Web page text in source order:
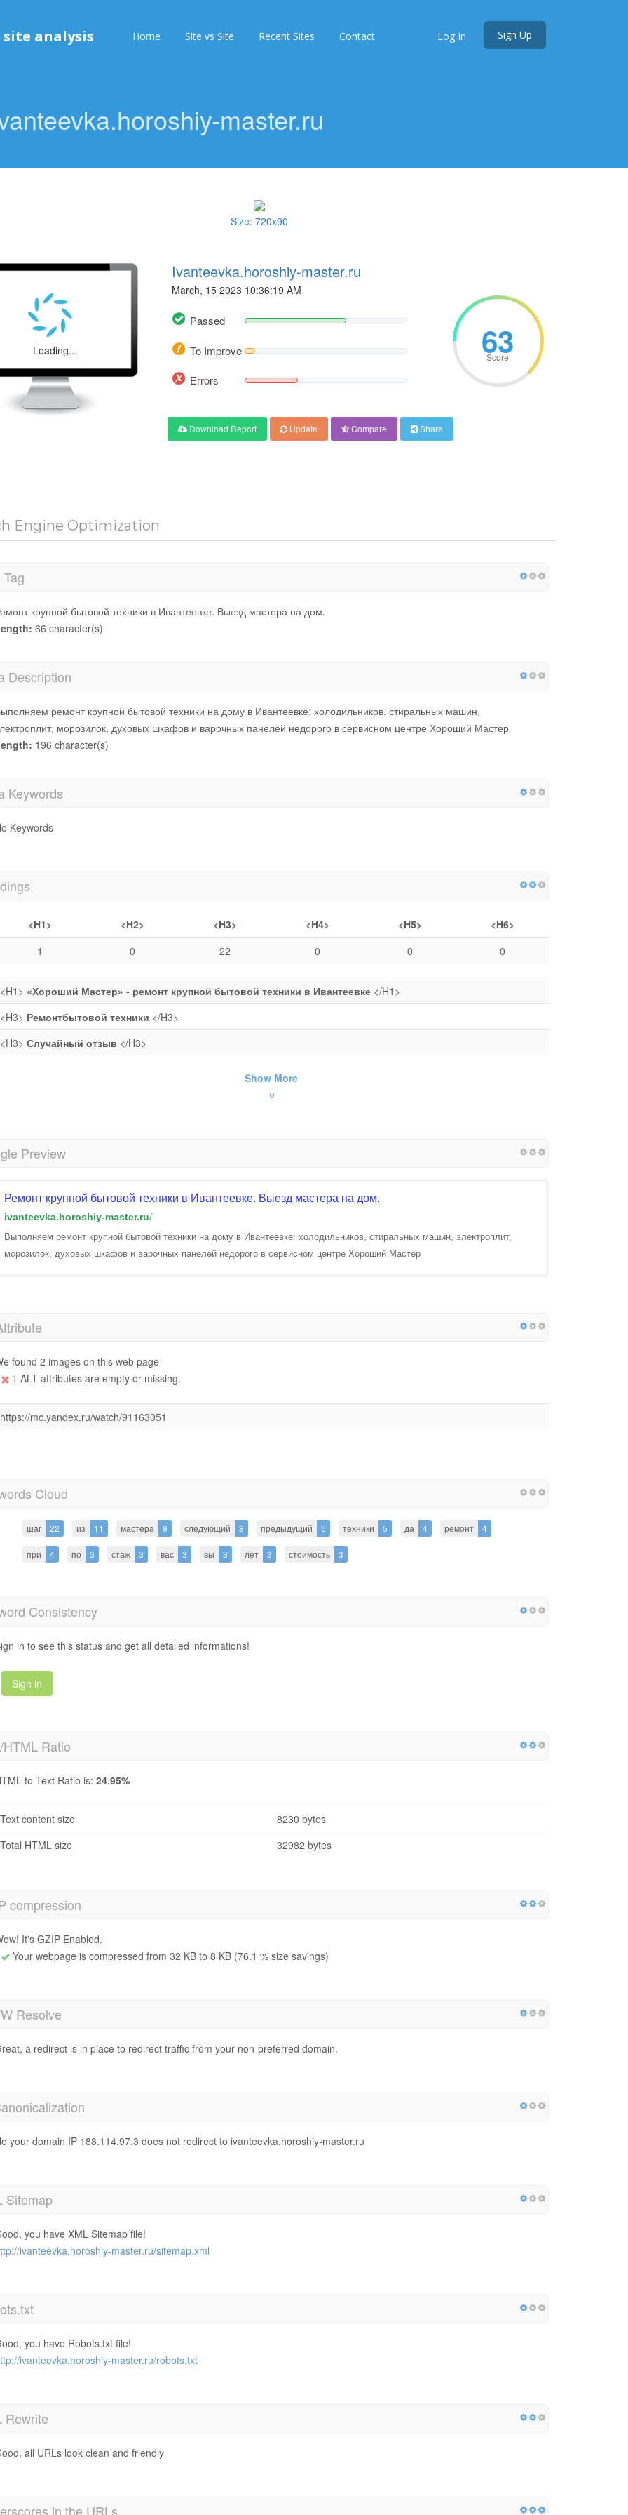
site analysis Home Site vs Site Recent Sites Contact Log In Sign Up
master.ru
Size: 720x90
Loading...
Ivanteevka.horoshiy-master.ru
March, 15 2023 10:36:19 AM
Passed
To Improve
Errors
63
Score
Download Report Update Compare Share
Engine Optimization
крупной бытовой техники в Ивантеевке. Выезд мастера на дом.
66 character(s)
Description
ремонт крупной бытовой техники на дому в Ивантеевке: холодильников, стиральных машин,
морозилок, духовых шкафов и варочных панелей недорого в сервисном центре Хороший Мастер
196 character(s)
Keywords
Keywords
<H1> <H2> <H3> <H4> <H5>
<H6>
1
0 22 0 0 0
<H1> «Хороший Мастер» - ремонт крупной бытовой техники в Ивантеевке</H1>
<H3> Ремонтбытовой техники </H3>
<H3> Случайный отзыв </H3>
Show More
Preview
Ремонт крупной бытовой техники в Ивантеевке. Выезд мастера на дом.
ivanteevka.horoshiy-master.ru/
Выполняем ремонт крупной бытовой техники на дому в Ивантеевке: холодильников, стиральных машин, электроплит,
морозилок, духовых шкафов и варочных панелей недорого в сервисном центре Хороший Мастер
found 2 images on this web page
1 ALT attributes are empty or missing.
https://mc.yandex.ru/watch/91163051
Cloud
шаг 22 из 11 мастера 9 следующий 8 предыдущий 6 техники 5 да 4 ремонт 4
при 4 по 3 стаж 3 вас 3 вы 3 лет 3 стоимость 3
Consistency
in to see this status and get all detailed informations!
Sign in
HTML Ratio
to Text Ratio is: 24.95%
Text content size
8230 bytes
Total HTML size
32982 bytes
compression
It's GZIP Enabled.
Your webpage is compressed from 32 KB to 8 KB (76.1 % size savings)
Resolve
a redirect is in place to redirect traffic from your non-preferred domain.
your domain IP 188.114.97.3 does not redirect to ivanteevka.horoshiy-master.ru
Sitemap
you have XML Sitemap file!
ivanteevka.horoshiy-master.ru/sitemap.xml
you have Robots.txt file!
ivanteevka.horoshiy-master.ru/robots.txt
Rewrite
all URLs look clean and friendly
in the URLs